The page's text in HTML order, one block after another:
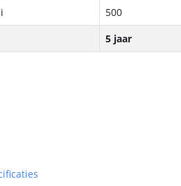
500
5 jaar